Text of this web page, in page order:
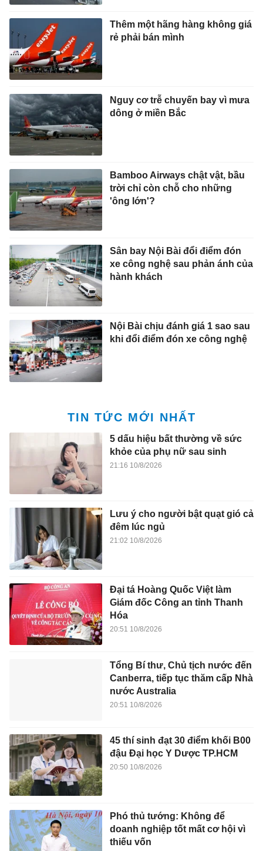
Thêm một hãng hàng không giá
rẻ phải bán mình
Nguy cơ trễ chuyến bay vì mưa
dông ở miền Bắc
Bamboo Airways chật vật, bầu
trời chỉ còn chỗ cho những
'ông lớn'?
Sân bay Nội Bài đổi điểm đón
xe công nghệ sau phản ánh của
hành khách
Nội Bài chịu đánh giá 1 sao sau
khi đổi điểm đón xe công nghệ
TIN TỨC MỚI NHẤT
5 dấu hiệu bất thường về sức
khỏe của phụ nữ sau sinh
21:16 10/8/2026
Lưu ý cho người bật quạt gió cả
đêm lúc ngủ
21:02 10/8/2026
Đại tá Hoàng Quốc Việt làm
Giám đốc Công an tỉnh Thanh
Hóa
20:51 10/8/2026
Tổng Bí thư, Chủ tịch nước đến
Canberra, tiếp tục thăm cấp Nhà
nước Australia
20:51 10/8/2026
45 thí sinh đạt 30 điểm khối B00
đậu Đại học Y Dược TP.HCM
20:50 10/8/2026
Phó thủ tướng: Không để
doanh nghiệp tốt mất cơ hội vì
thiếu vốn